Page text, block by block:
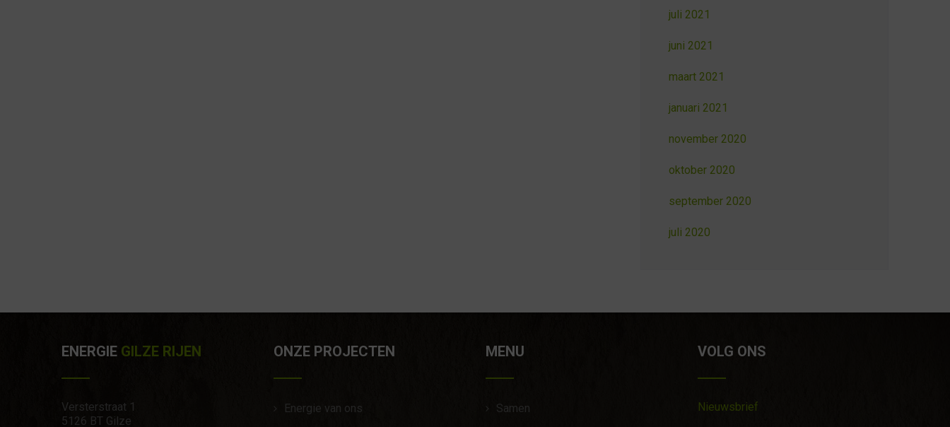
juli 2021
juni 2021
maart 2021
januari 2021
november 2020
oktober 2020
september 2020
juli 2020
ENERGIE GILZE RIJEN
Versterstraat 1
5126 BT Gilze
ONZE PROJECTEN
Energie van ons
MENU
Samen
VOLG ONS
Nieuwsbrief